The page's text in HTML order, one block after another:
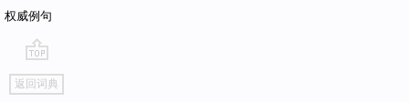
权威例句
go
top
返回词典